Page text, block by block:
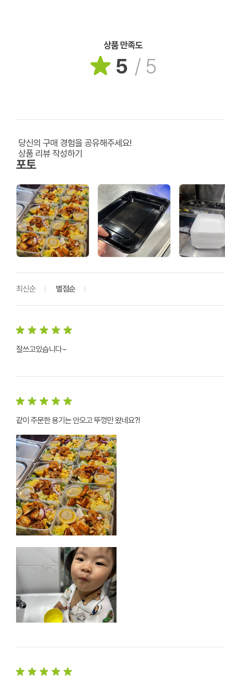
상품 만족도
5 / 5
당신의 구매 경험을 공유해주세요!
상품 리뷰 작성하기
포토
최신순 별점순
잘쓰고있습니다~
같이 주문한 용기는 안오고 뚜껑만 왔네요?!